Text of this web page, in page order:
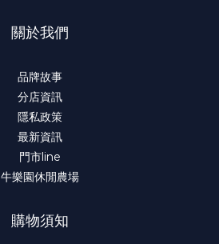
關於我們
品牌故事
分店資訊
隱私政策
最新資訊
門市line
牛樂園休閒農場
購物須知